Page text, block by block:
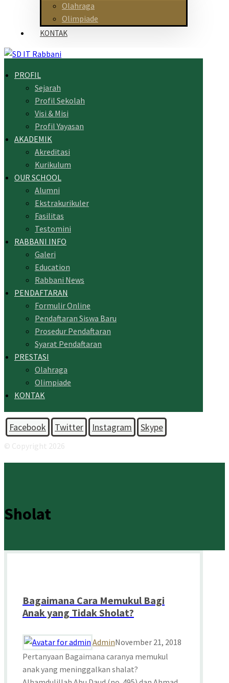
Olahraga
Olimpiade
KONTAK
PROFIL
Sejarah
Profil Sekolah
Visi & Misi
Profil Yayasan
AKADEMIK
Akreditasi
Kurikulum
OUR SCHOOL
Alumni
Ekstrakurikuler
Fasilitas
Testomini
RABBANI INFO
Galeri
Education
Rabbani News
PENDAFTARAN
Formulir Online
Pendaftaran Siswa Baru
Prosedur Pendaftaran
Syarat Pendaftaran
PRESTASI
Olahraga
Olimpiade
KONTAK
Facebook Twitter Instagram Skype
© Copyright 2026
Sholat
Bagaimana Cara Memukul Bagi
Anak yang Tidak Sholat?
AdminNovember 21, 2018
Pertanyaan Bagaimana caranya memukul
anak yang meninggalkan shalat?